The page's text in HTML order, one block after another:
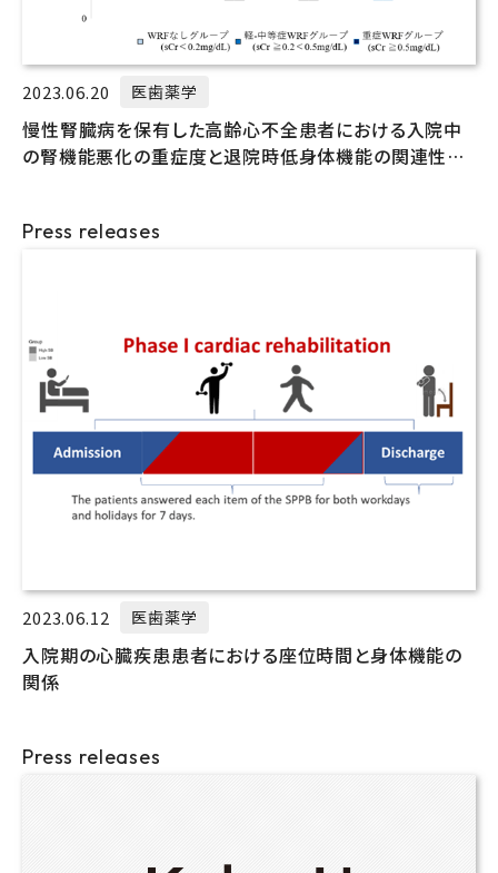
2023.06.20 医歯薬学
慢性腎臓病を保有した高齢心不全患者における入院中
の腎機能悪化の重症度と退院時低身体機能の関連性を
Press releases
2023.06.12 医歯薬学
入院期の心臓疾患患者における座位時間と身体機能の
関係
Press releases